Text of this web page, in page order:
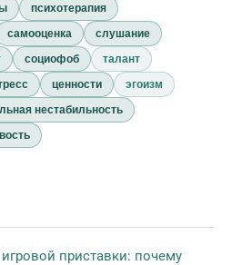
психотерапия
самооценка
слушание
социофоб
талант
ценности
эгоизм
нестабильность
приставки: почему